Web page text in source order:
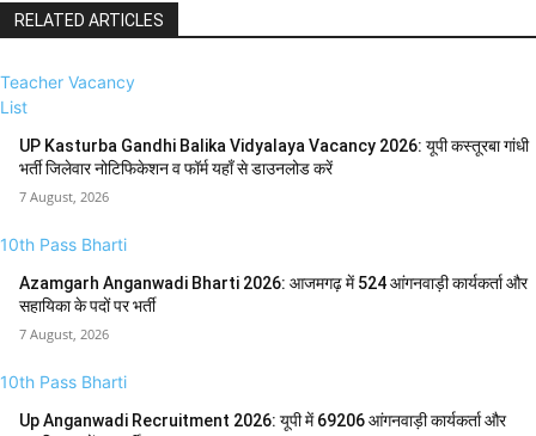
RELATED ARTICLES
Teacher Vacancy
List
UP Kasturba Gandhi Balika Vidyalaya Vacancy 2026: यूपी कस्तूरबा गांधी
भर्ती जिलेवार नोटिफिकेशन व फॉर्म यहाँ से डाउनलोड करें
7 August, 2026
10th Pass Bharti
Azamgarh Anganwadi Bharti 2026: आजमगढ़ में 524 आंगनवाड़ी कार्यकर्ता और
सहायिका के पदों पर भर्ती
7 August, 2026
10th Pass Bharti
Up Anganwadi Recruitment 2026: यूपी में 69206 आंगनवाड़ी कार्यकर्ता और